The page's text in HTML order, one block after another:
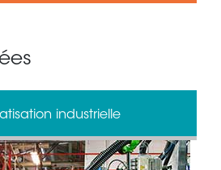
industrielle